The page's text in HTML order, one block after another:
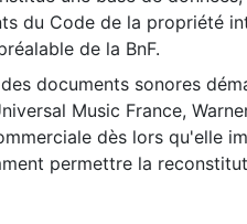
du Code de la propriété
de la BnF.
documents sonores
Music France,
dès lors qu'elle
permettre la